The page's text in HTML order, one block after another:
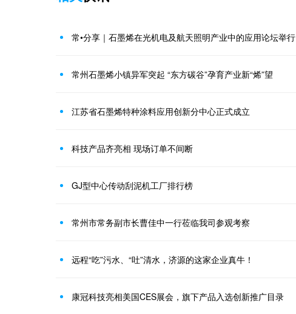
常•分享｜石墨烯在光机电及航天照明产业中的应用论坛举行
常州石墨烯小镇异军突起 “东方碳谷”孕育产业新“烯”望
江苏省石墨烯特种涂料应用创新分中心正式成立
科技产品齐亮相 现场订单不间断
GJ型中心传动刮泥机工厂排行榜
常州市常务副市长曹佳中一行莅临我司参观考察
远程“吃”污水、“吐”清水，济源的这家企业真牛！
康冠科技亮相美国CES展会，旗下产品入选创新推广目录